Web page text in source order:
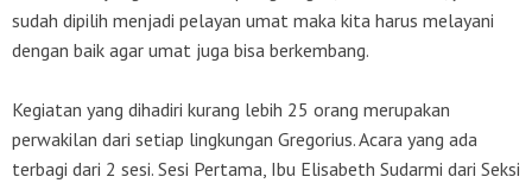
sudah dipilih menjadi pelayan umat maka kita harus melayani
dengan baik agar umat juga bisa berkembang.
Kegiatan yang dihadiri kurang lebih 25 orang merupakan
perwakilan dari setiap lingkungan Gregorius. Acara yang ada
terbagi dari 2 sesi. Sesi Pertama, Ibu Elisabeth Sudarmi dari Seksi